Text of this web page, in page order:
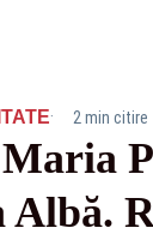
· 2 min citire
Albă.